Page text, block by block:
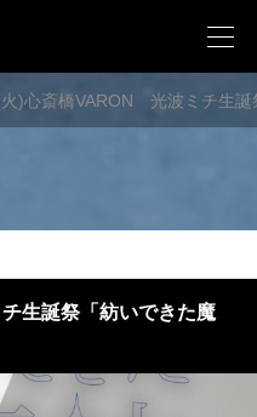
)心斎橋VARON 光波ミチ生誕
生誕祭「紡いできた魔